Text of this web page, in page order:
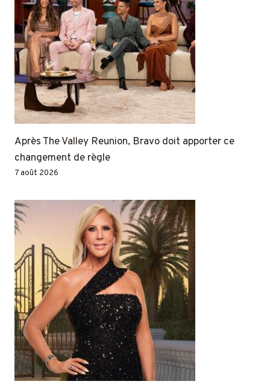
Après The Valley Reunion, Bravo doit apporter ce
changement de règle
7 août 2026